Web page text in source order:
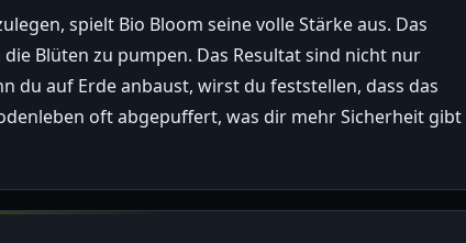
spielt Bio Bloom seine volle Stärke aus. Das
Blüten zu pumpen. Das Resultat sind nicht nur
du auf Erde anbaust, wirst du feststellen, dass das
oft abgepuffert, was dir mehr Sicherheit gibt